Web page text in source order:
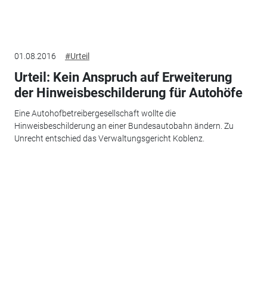
01.08.2016 #Urteil
Urteil: Kein Anspruch auf Erweiterung
der Hinweisbeschilderung für Autohöfe
Eine Autohofbetreibergesellschaft wollte die
Hinweisbeschilderung an einer Bundesautobahn ändern. Zu
Unrecht entschied das Verwaltungsgericht Koblenz.